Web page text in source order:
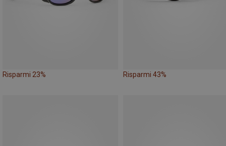
Risparmi 23% Risparmi 43%